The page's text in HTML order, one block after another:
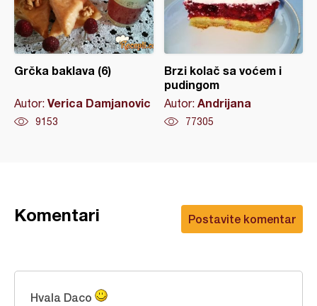
Grčka baklava (6)
Autor: Verica Damjanovic
9153
Brzi kolač sa voćem i
pudingom
Autor: Andrijana
77305
Postavite komentar
Komentari
Hvala Daco